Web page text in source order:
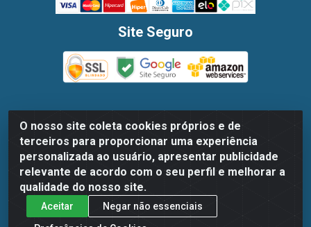
O nosso site coleta cookies próprios e de
terceiros para proporcionar uma experiência
personalizada ao usuário, apresentar publicidade
relevante de acordo com o seu perfil e melhorar a
qualidade do nosso site.
Aceitar
Negar não essenciais
Site Seguro
Dispan Distribuidora de Alimentos LTDA - Avenida
Marechal Mascarenhas De Moraes, 1048- Imbiribeira,
Recife/PE - CEP 51.170-000 - CNPJ 30.779.584/0003-78